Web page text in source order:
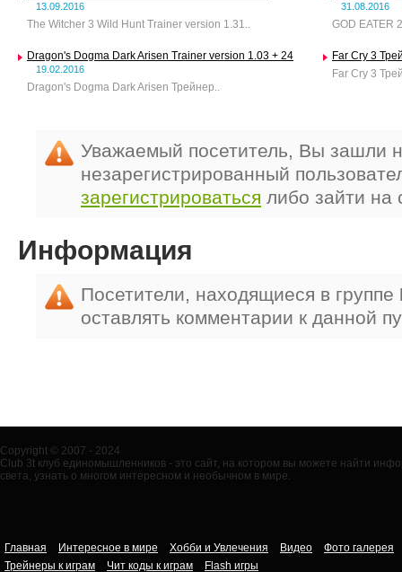
13.09.2016
The Witcher 3 Wild Hunt Trainer version 1.31..
31.08.2016
GOD EATER
Dragon's Dogma Dark Arisen Trainer version 1.03 + 24
19.02.2016
Dragon's Dogma Dark Arisen Трейнер..
Far Cry 3
Far Cry 3
Уважаемый посетитель, Вы зашли
незарегистрированный
зарегистрироваться либо зайти на
Информация
Посетители, находящиеся в группе
оставлять комментарии к данной
Copyright © 2007 - 2024
Club 3t клуб единомышленников - это сайт, на котором вы можете найти
света, узнать о многом интересном и необычном в мире.
Главная Интересное в мире Хобби и Увлечения Видео
Фото галерея
Трейнеры к играм
Чит коды к играм Flash игры